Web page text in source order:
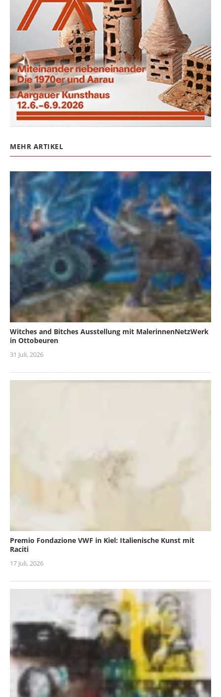
MEHR ARTIKEL
Witches and Bitches Ausstellung mit MalerinnenNetzWerk
in Ottobeuren
31 Juli, 2026
Premio Fondazione VWF in Kiel: Italienische Kunst mit
Raciti
17 Juli, 2026